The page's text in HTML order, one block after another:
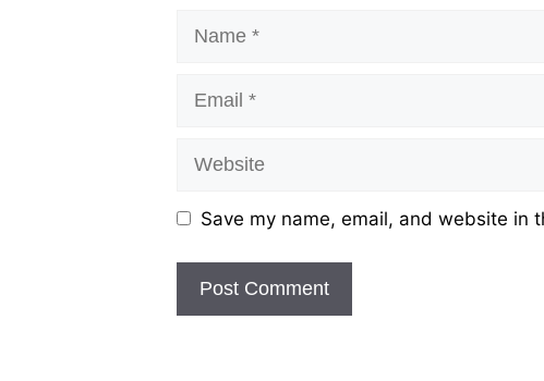
Name
Email
Website
Save my name, email, and website in